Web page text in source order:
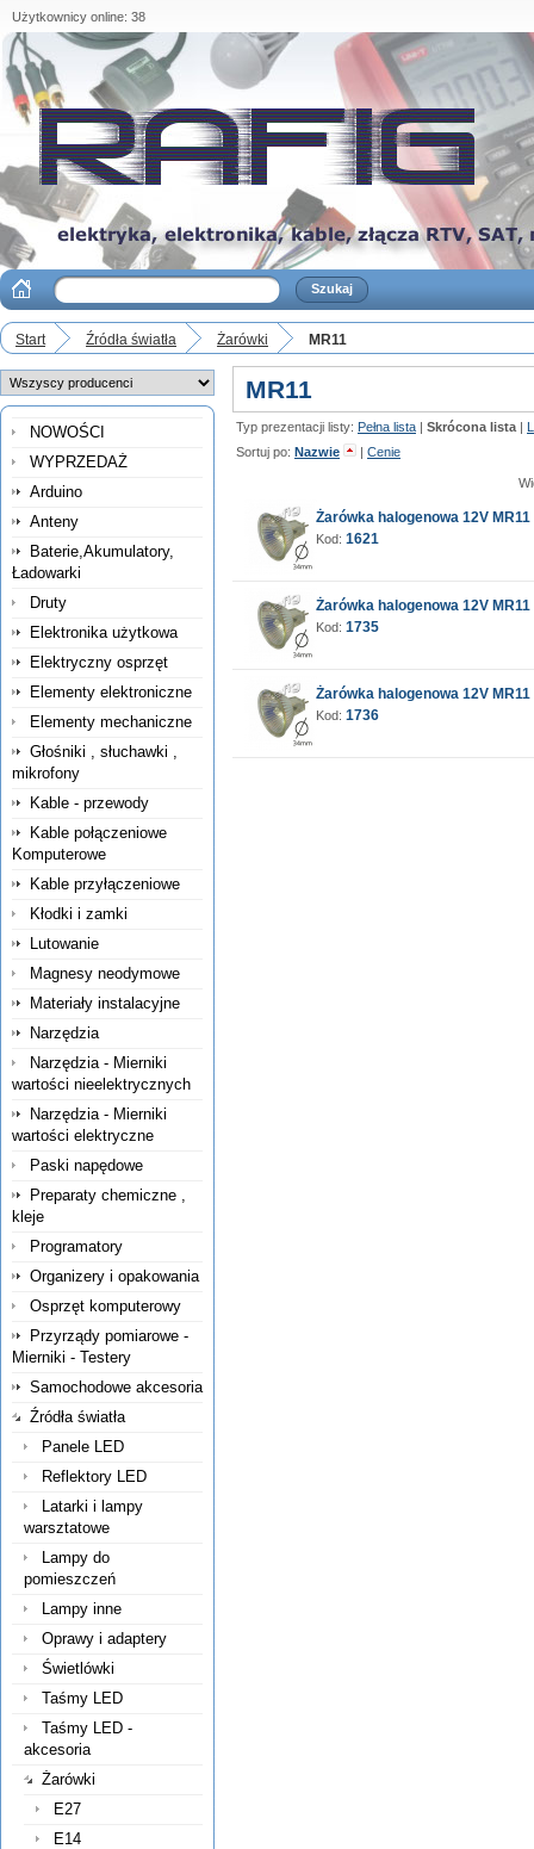
Użytkownicy online: 38
Start Źródła światła Żarówki MR11
NOWOŚCI
WYPRZEDAŻ
Arduino
Anteny
Baterie,Akumulatory,
Ładowarki
Druty
Elektronika użytkowa
Elektryczny osprzęt
Elementy elektroniczne
Elementy mechaniczne
Głośniki , słuchawki ,
mikrofony
Kable - przewody
Kable połączeniowe
Komputerowe
Kable przyłączeniowe
Kłodki i zamki
Lutowanie
Magnesy neodymowe
Materiały instalacyjne
Narzędzia
Narzędzia - Mierniki
wartości nieelektrycznych
Narzędzia - Mierniki
wartości elektryczne
Paski napędowe
Preparaty chemiczne ,
kleje
Programatory
Organizery i opakowania
Osprzęt komputerowy
Przyrządy pomiarowe -
Mierniki - Testery
Samochodowe akcesoria
Źródła światła
Panele LED
Reflektory LED
Latarki i lampy
warsztatowe
Lampy do
pomieszczeń
Lampy inne
Oprawy i adaptery
Świetlówki
Taśmy LED
Taśmy LED -
akcesoria
Żarówki
E27
E14
MR11
Typ prezentacji listy: Pełna lista | Skrócona lista |
Sortuj po: Nazwie | Cenie
Żarówka halogenowa 12V MR11
Kod: 1621
Żarówka halogenowa 12V MR11
Kod: 1735
Żarówka halogenowa 12V MR11
Kod: 1736